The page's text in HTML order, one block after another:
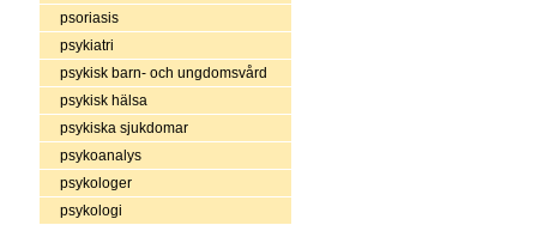
psoriasis
psykiatri
psykisk barn- och ungdomsvård
psykisk hälsa
psykiska sjukdomar
psykoanalys
psykologer
psykologi